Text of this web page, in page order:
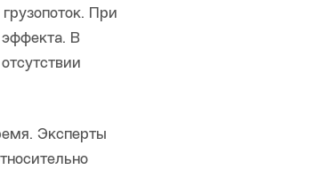
При
В
Эксперты